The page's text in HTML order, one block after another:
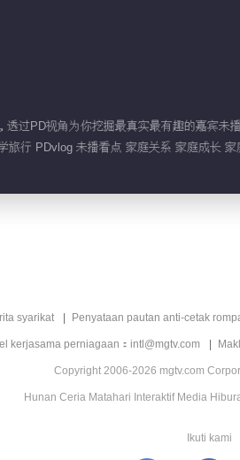
透过PD视角为你挖掘最真实最有趣的嘉宾
旅行 PDvlog 未播看点 家庭关系 家庭成长
syarikat Penyataan pautan anti-cetak
kerjasama perniagaan：intl@mgtv.com
Copyright 2006-2026 mgtv.com
Hunan Ceria Matahari Interaktif Media
Ikuti kami